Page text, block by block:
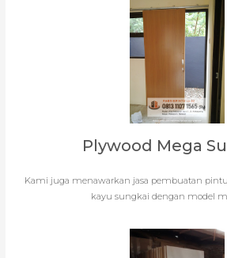
Plywood Mega
Kami juga menawarkan jasa pembuatan
kayu sungkai dengan model